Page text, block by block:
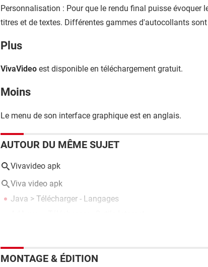
Personnalisation : Pour que le rendu final puisse évoquer
titres et de textes. Différentes gammes d'autocollants
Plus
VivaVideo est disponible en téléchargement gratuit.
Moins
Le menu de son interface graphique est en anglais.
AUTOUR DU MÊME SUJET
Vivavideo apk
Viva video apk
Java > Télécharger - Langages
MONTAGE & ÉDITION